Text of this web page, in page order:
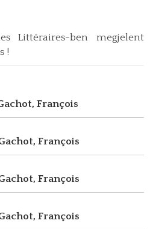
Littéraires-ben megjelent
!
François
François
François
François